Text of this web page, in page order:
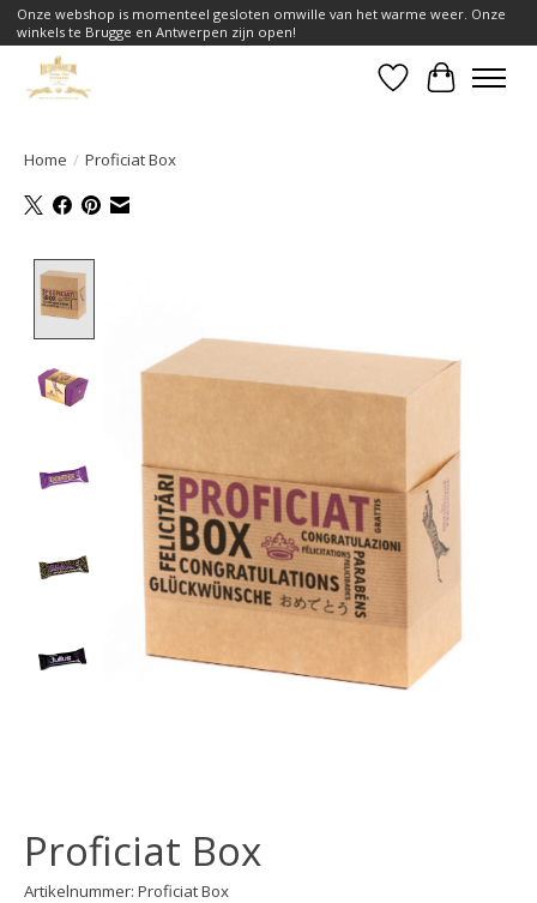
Onze webshop is momenteel gesloten omwille van het warme weer. Onze
winkels te Brugge en Antwerpen zijn open!
Verlanglijst
Home / Proficiat Box
Proficiat Box
Artikelnummer: Proficiat Box